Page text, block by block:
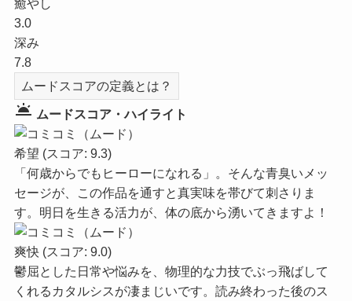
癒やし
3.0
深み
7.8
ムードスコアの定義とは？
wb_twilight ムードスコア・ハイライト
希望 (スコア: 9.3)
「何歳からでもヒーローになれる」。そんな青臭いメッ
セージが、この作品を通すと真実味を帯びて刺さりま
す。明日を生きる活力が、体の底から湧いてきますよ！
爽快 (スコア: 9.0)
鬱屈とした日常や悩みを、物理的な力技でぶっ飛ばして
くれるカタルシスが凄まじいです。読み終わった後のス